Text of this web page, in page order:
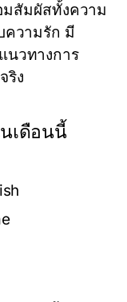
มสัมผัสทั้งความ
ความรัก มี
นวทางการ
ริง
เดือนนี้